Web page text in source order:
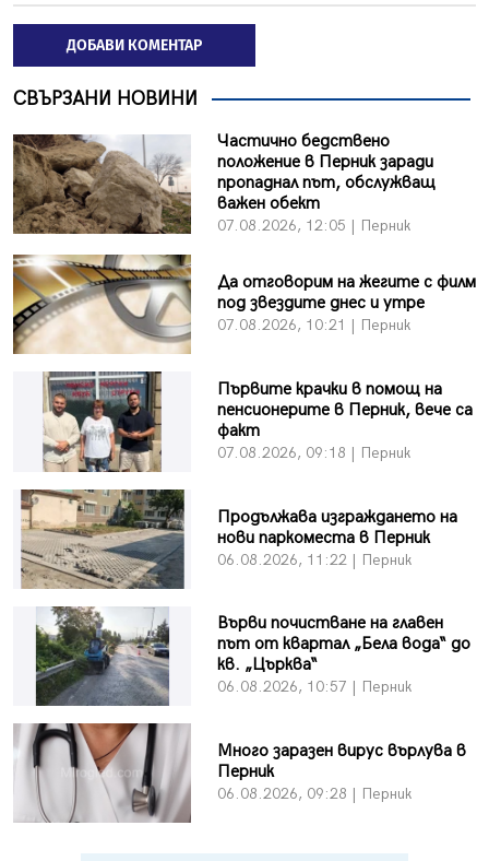
ДОБАВИ КОМЕНТАР
СВЪРЗАНИ НОВИНИ
Частично бедствено
положение в Перник заради
пропаднал път, обслужващ
важен обект
07.08.2026, 12:05 | Перник
Да отговорим на жегите с филм
под звездите днес и утре
07.08.2026, 10:21 | Перник
Първите крачки в помощ на
пенсионерите в Перник, вече са
факт
07.08.2026, 09:18 | Перник
Продължава изграждането на
нови паркоместа в Перник
06.08.2026, 11:22 | Перник
Върви почистване на главен
път от квартал „Бела вода“ до
кв. „Църква“
06.08.2026, 10:57 | Перник
Много заразен вирус върлува в
Перник
06.08.2026, 09:28 | Перник